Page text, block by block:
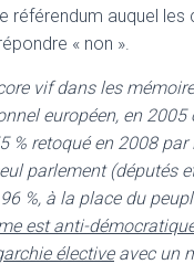
référendum auquel les
« non ».
vif dans les
européen, en 2005
% retoqué en 2008 par
parlement (députés
%, à la place du
est anti-
électiveavec un